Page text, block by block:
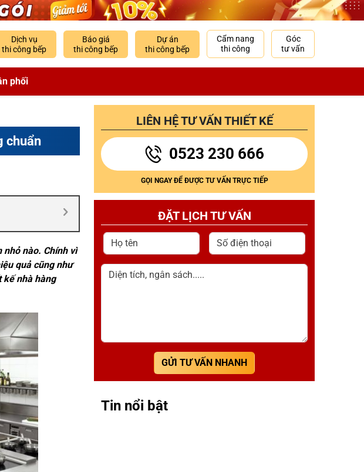
Dịch vụ
thi công bếp
Báo giá
thi công bếp
Dự án
thi công bếp
Cẩm nang
thi công
Góc
tư vấn
phối
chuẩn
nhỏ nào. Chính vì
quả cũng như
nhà hàng
LIÊN HỆ TƯ VẤN THIẾT KẾ
0523 230 666
GỌI NGAY ĐỂ ĐƯỢC TƯ VẤN TRỰC TIẾP
ĐẶT LỊCH TƯ VẤN
Họ tên Số điện thoại
Diện tích, ngân sách.....
GỬI TƯ VẤN NHANH
Tin nổi bật